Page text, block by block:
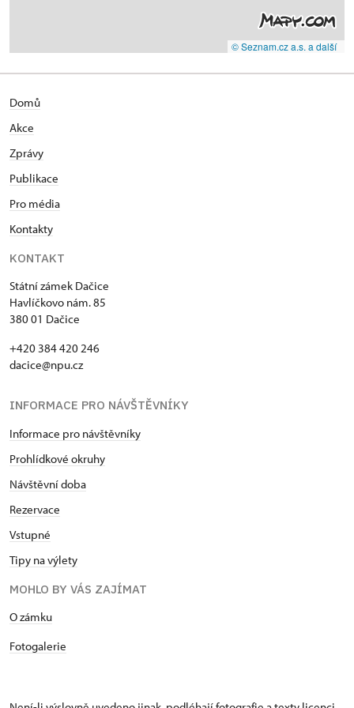
© Seznam.cz a.s. a další
Domů
Akce
Zprávy
Publikace
Pro média
Kontakty
KONTAKT
Státní zámek Dačice
Havlíčkovo nám. 85
380 01 Dačice
+420 384 420 246
dacice@npu.cz
INFORMACE PRO NÁVŠTĚVNÍKY
Informace pro návštěvníky
Prohlídkové okruhy
Návštěvní doba
Rezervace
Vstupné
Tipy na výlety
MOHLO BY VÁS ZAJÍMAT
O zámku
Fotogalerie